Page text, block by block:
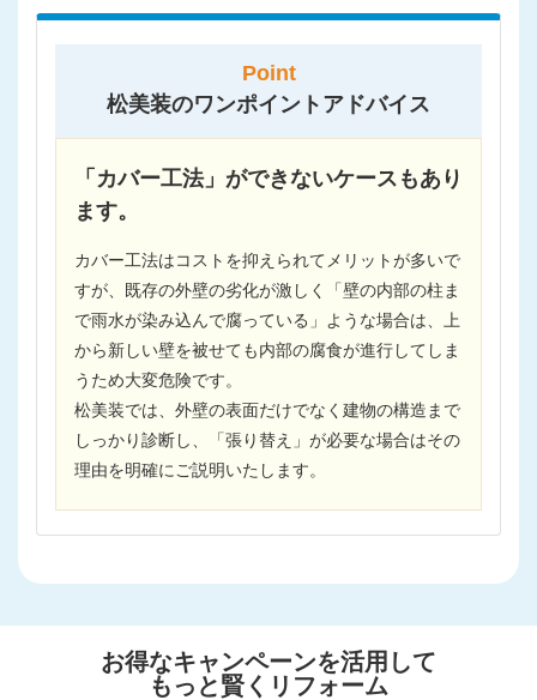
Point
松美装のワンポイントアドバイス
「カバー工法」ができないケースもあり
ます。
カバー工法はコストを抑えられてメリットが多いで
すが、既存の外壁の劣化が激しく「壁の内部の柱ま
で雨水が染み込んで腐っている」ような場合は、上
から新しい壁を被せても内部の腐食が進行してしま
うため大変危険です。
松美装では、外壁の表面だけでなく建物の構造まで
しっかり診断し、「張り替え」が必要な場合はその
理由を明確にご説明いたします。
お得なキャンペーンを活用して
もっと賢くリフォーム